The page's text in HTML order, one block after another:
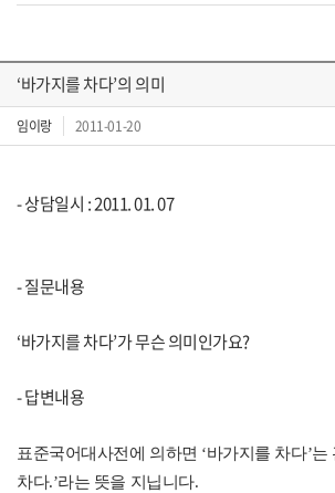
‘바가지를 차다’의 의미
임이랑 2011-01-20
- 상담일시 : 2011. 01. 07
- 질문내용
‘바가지를 차다’가 무슨 의미인가요?
- 답변내용
표준국어대사전에 의하면 ‘바가지를 차다’는
차다.’라는 뜻을 지닙니다.